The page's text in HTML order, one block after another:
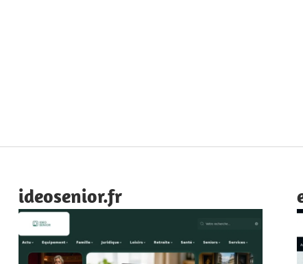
ideosenior.fr